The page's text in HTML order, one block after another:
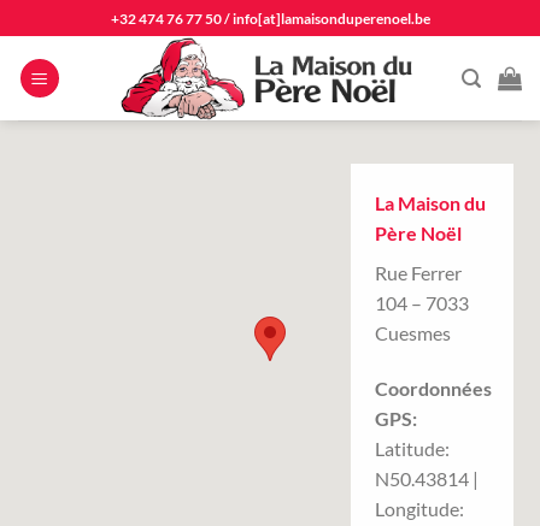
au
contenu
+32 474 76 77 50/info[at]lamaisonduperenoel.be
La Maison du
Père Noël
Rue Ferrer
104 – 7033
Cuesmes
Coordonnées
GPS:
Latitude:
N50.43814 |
Longitude: